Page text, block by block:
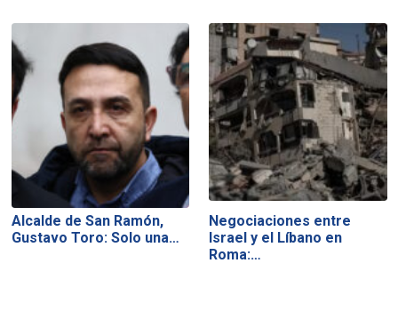
Alcalde de San Ramón,
Gustavo Toro: Solo una…
Negociaciones entre
Israel y el Líbano en
Roma:…